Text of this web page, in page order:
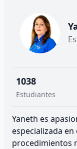
1038
Estudiantes
Yaneth es
especializada
procedimientos